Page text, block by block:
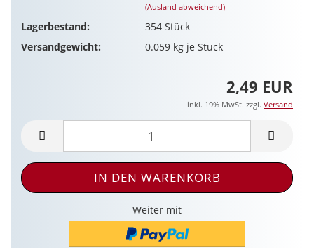
(Ausland abweichend)
Lagerbestand: 354 Stück
Versandgewicht:
0.059kg je Stück
2,49 EUR
inkl. 19% MwSt. zzgl. Versand
Weiter mit